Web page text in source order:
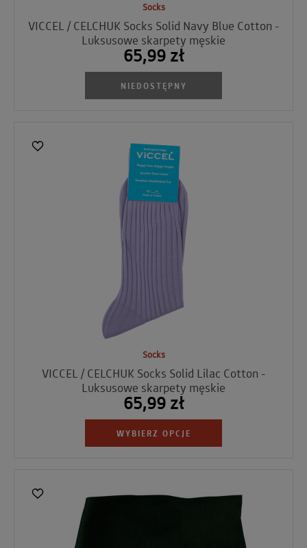
Socks
VICCEL / CELCHUK Socks Solid Navy Blue Cotton -
Luksusowe skarpety męskie
65,99 zł
NIEDOSTĘPNY
Socks
VICCEL / CELCHUK Socks Solid Lilac Cotton -
Luksusowe skarpety męskie
65,99 zł
WYBIERZ OPCJE